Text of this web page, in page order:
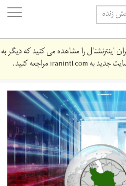
زنده
را مشاهده می کنید که دیگر به
جدید بهiranintl.comمراجعه کنید.